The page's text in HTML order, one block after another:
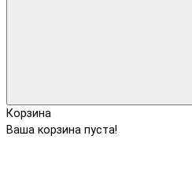
Корзина
Ваша корзина пуста!